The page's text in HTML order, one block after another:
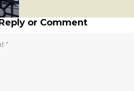
or Comment